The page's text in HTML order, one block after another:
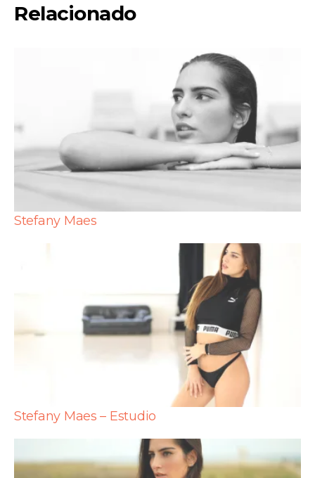
Relacionado
Stefany Maes
Stefany Maes – Estudio